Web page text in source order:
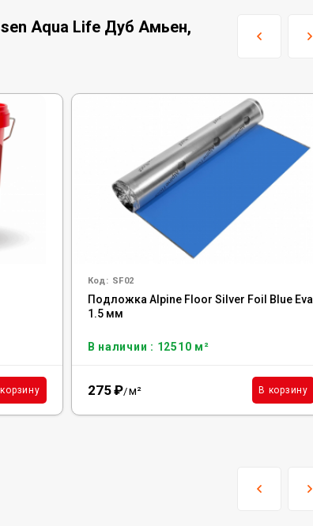
Aqua Life Дуб Амьен,
Код: SF02
Подложка Alpine Floor Silver Foil Blue Eva
1.5 мм
В наличии : 12510 м²
275₽/м² В корзину